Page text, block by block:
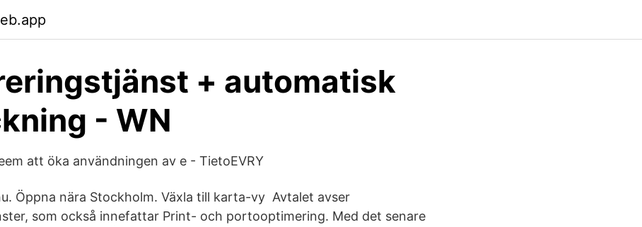
+ automatisk
- WN
att öka användningen av e - TietoEVRY
Öppna nära Stockholm. Växla till karta-vy Avtalet avser
som också innefattar Print- och portooptimering. Med det senare